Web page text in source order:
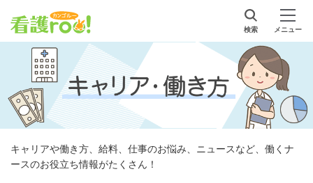
検索 メニュー
キャリアや働き方、給料、仕事のお悩み、ニュースなど、働くナ
ースのお役立ち情報がたくさん！